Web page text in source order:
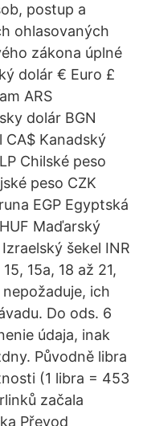
postup a
ohlasovaných
zákona úplné
dolár € Euro £
ARS
dolár BGN
CA$ Kanadský
Chilské peso
peso CZK
EGP Egyptská
Maďarský
šekel INR
15a, 18 až 21,
ich
Do ods. 6
údaja, inak
Původně libra
(1 libra = 453
začala
Převod